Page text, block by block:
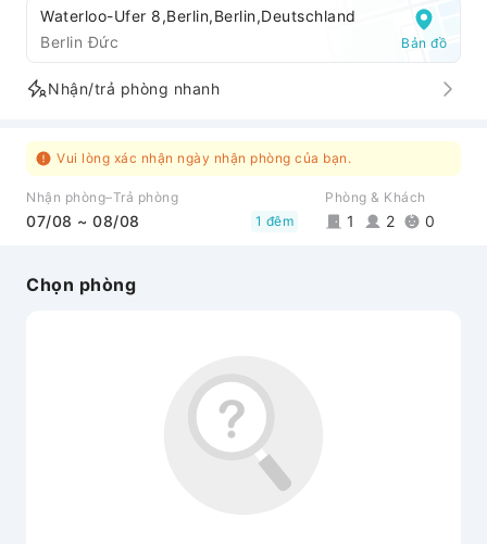
Waterloo-Ufer 8,Berlin,Berlin,Deutschland
Berlin Đức
Bản đồ
Nhận/trả phòng nhanh
Vui lòng xác nhận ngày nhận phòng của bạn.
Nhận phòng–Trả phòng
07/08 ~ 08/08 1 đêm
Phòng & Khách
1 2 0
Chọn phòng